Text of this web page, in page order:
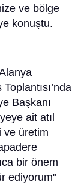
ve bölge
konuştu.
Başkanı
ait atıl
ve üretim
bir önem
ediyorum"